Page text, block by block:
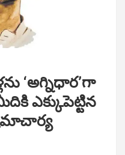
‘అగ్నిధార’గా
ఎక్కుపెట్టిన